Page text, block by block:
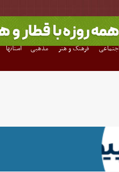
فرهنگ و هنر مذهبی استانها